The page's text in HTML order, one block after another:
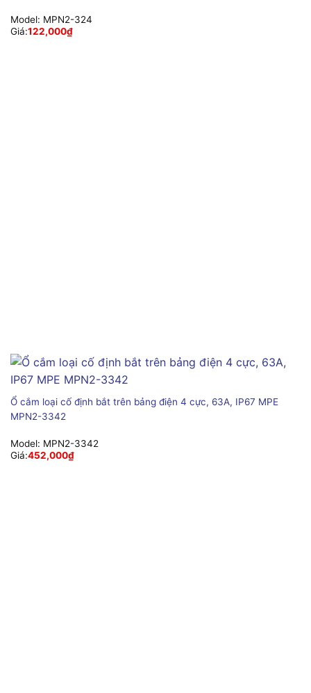
Model: MPN2-324
Giá:122,000₫
Ổ cắm loại cố định bắt trên bảng điện 4 cực, 63A, IP67 MPE
MPN2-3342
Model: MPN2-3342
Giá:452,000₫